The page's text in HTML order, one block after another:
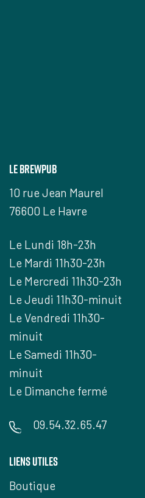
Le Brewpub
10 rue Jean Maurel
76600 Le Havre
Le Lundi 18h-23h
Le Mardi 11h30-23h
Le Mercredi 11h30-23h
Le Jeudi 11h30-minuit
Le Vendredi 11h30-
minuit
Le Samedi 11h30-
minuit
Le Dimanche fermé
09.54.32.65.47
liens utiles
Boutique